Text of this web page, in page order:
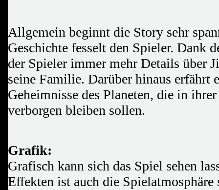
Allgemein beginnt die Story sehr
Geschichte fesselt den Spieler. Dank
der Spieler immer mehr Details über
seine Familie. Darüber hinaus erfährt
Geheimnisse des Planeten, die in
verborgen bleiben sollen.
Grafik:
Grafisch kann sich das Spiel sehen
Effekten ist auch die